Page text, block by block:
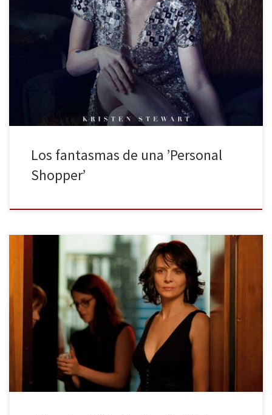
Fantasmas, misterio, moda y Kristen Stewart son los cuatro vértices
de Personal Shopper, la nueva película del famoso director
francés Olivier Assayas (Paris, je t’aime, Viaje a Sils Maria). La
historia se centra en Maureen (Kristen Stewart, La Saga
Crepúsculo, Café Society), una joven americana que trabaja en
París como la […]
Los fantasmas de una ’Personal
Shopper’
Es difícil aceptar la madurez dentro de un mundo volátil que
fulgura, la quiebra intergeneracional es inminente no lo
olvidemos. Entre otras cosas el realizador francés Olvier Assayas
nos habla de ello. La cinta podría recordarnos en algún momento
a Eva al Desnudo; pero más bien se trata de una […]